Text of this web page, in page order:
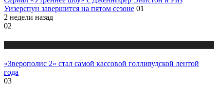
Уизерспун завершится на пятом сезоне 01
2 недели назад
02
«Зверополис 2» стал самой кассовой голливудской лентой
года
03